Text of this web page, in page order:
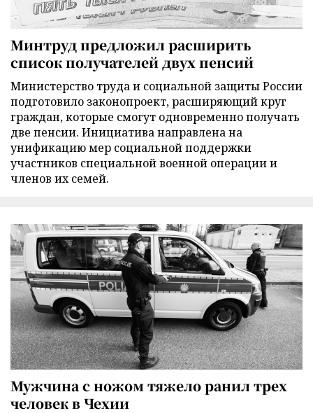
Минтруд предложил расширить
список получателей двух пенсий
Министерство труда и социальной защиты России
подготовило законопроект, расширяющий круг
граждан, которые смогут одновременно получать
две пенсии. Инициатива направлена на
унификацию мер социальной поддержки
участников специальной военной операции и
членов их семей.
Мужчина с ножом тяжело ранил трех
человек в Чехии